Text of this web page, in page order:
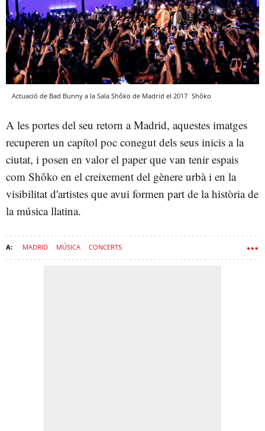
Actuació de Bad Bunny a la Sala Shôko de Madrid el 2017 Shôko
A les portes del seu retorn a Madrid, aquestes imatges
recuperen un capítol poc conegut dels seus inicis a la
ciutat, i posen en valor el paper que van tenir espais
com Shôko en el creixement del gènere urbà i en la
visibilitat d'artistes que avui formen part de la història de
la música llatina.
MADRID MÚSICA CONCERTS